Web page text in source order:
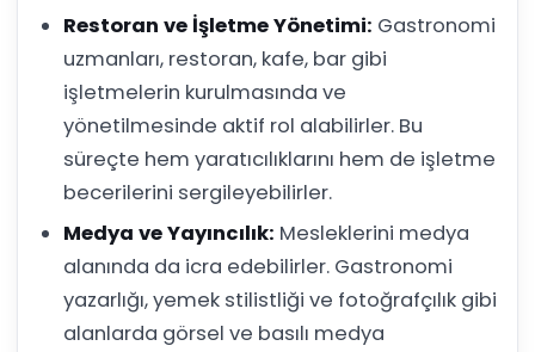
Restoran ve İşletme Yönetimi: Gastronomi
uzmanları, restoran, kafe, bar gibi
işletmelerin kurulmasında ve
yönetilmesinde aktif rol alabilirler. Bu
süreçte hem yaratıcılıklarını hem de işletme
becerilerini sergileyebilirler.
Medya ve Yayıncılık: Mesleklerini medya
alanında da icra edebilirler. Gastronomi
yazarlığı, yemek stilistliği ve fotoğrafçılık gibi
alanlarda görsel ve basılı medya